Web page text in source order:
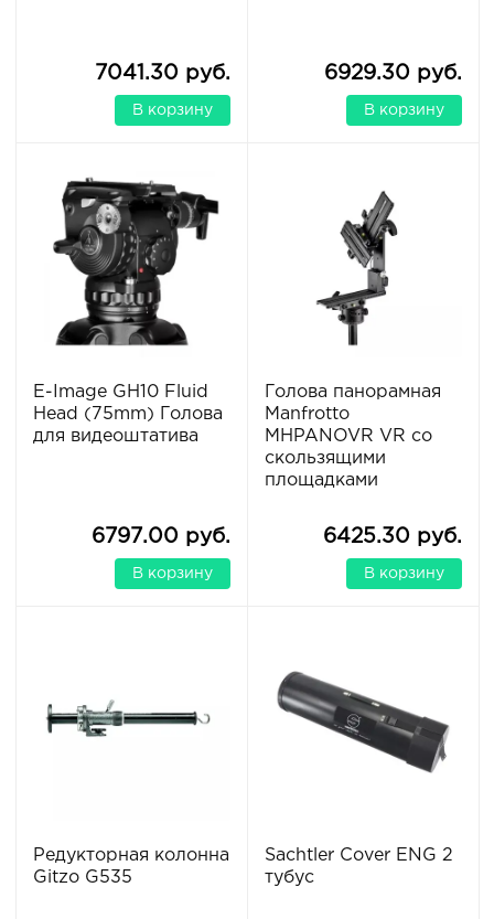
7041.30 руб.
В корзину
6929.30 руб.
В корзину
E-Image GH10 Fluid
Head (75mm) Голова
для видеоштатива
6797.00 руб.
В корзину
Голова панорамная
Manfrotto
MHPANOVR VR со
скользящими
площадками
6425.30 руб.
В корзину
Редукторная колонна
Gitzo G535
Sachtler Cover ENG 2
тубус